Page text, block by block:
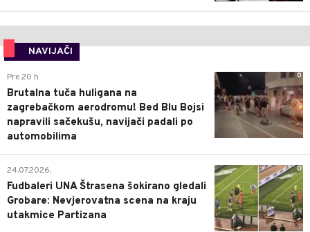
NAVIJAČI
0
Pre 20 h
Brutalna tuča huligana na
zagrebačkom aerodromu! Bed Blu Bojsi
napravili sačekušu, navijači padali po
automobilima
0
24.07.2026.
Fudbaleri UNA Štrasena šokirano gledali
Grobare: Nevjerovatna scena na kraju
utakmice Partizana